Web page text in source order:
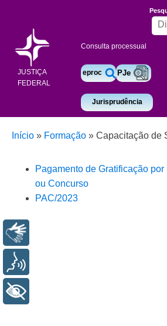
JUSTIÇA
FEDERAL
Consulta processual
eproc PJe
Jurisprudência
Início » Formação » Capacitação de
Pagamento de Gratificação
ou Concurso
PAC/2023